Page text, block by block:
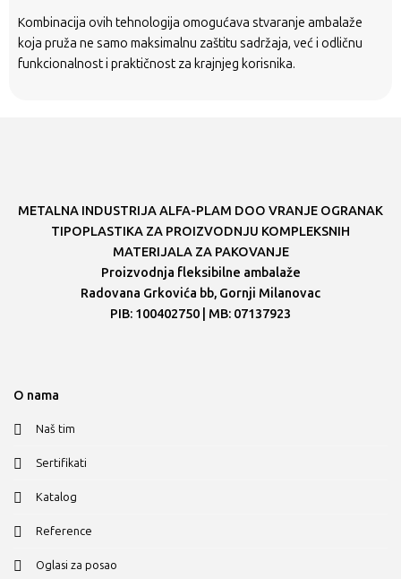
Kombinacija ovih tehnologija omogućava stvaranje ambalaže
koja pruža ne samo maksimalnu zaštitu sadržaja, već i odličnu
funkcionalnost i praktičnost za krajnjeg korisnika.
METALNA INDUSTRIJA ALFA-PLAM DOO VRANJE OGRANAK
TIPOPLASTIKA ZA PROIZVODNJU KOMPLEKSNIH
MATERIJALA ZA PAKOVANJE
Proizvodnja fleksibilne ambalaže
Radovana Grkovića bb, Gornji Milanovac
PIB: 100402750 | MB: 07137923
O nama
Naš tim
Sertifikati
Katalog
Reference
Oglasi za posao